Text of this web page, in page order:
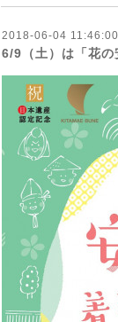
2018-06-04 11:46:00
6/9（土）は「花の